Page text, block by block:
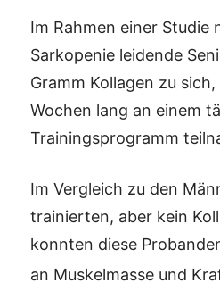
Im Rahmen einer Studie
Sarkopenie leidende
Gramm Kollagen zu
Wochen lang an einem
Trainingsprogramm
Im Vergleich zu den
trainierten, aber kein
konnten diese
an Muskelmasse und